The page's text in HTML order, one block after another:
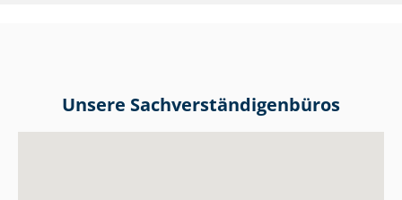
Unsere Sach­ver­stän­di­gen­bü­ros